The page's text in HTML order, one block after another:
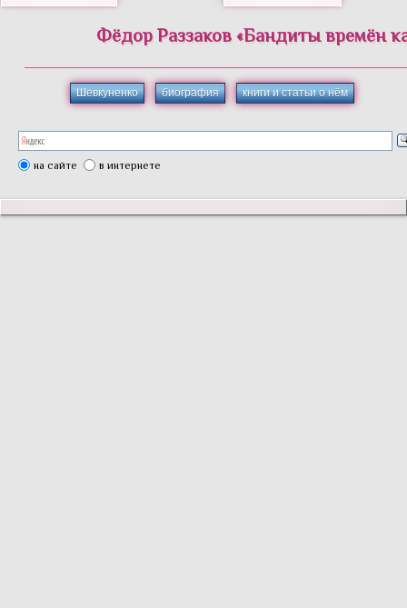
Фёдор Раззаков«Бандиты времён
Шевкуненко биография книги и статьи о нём
на сайте в интернете